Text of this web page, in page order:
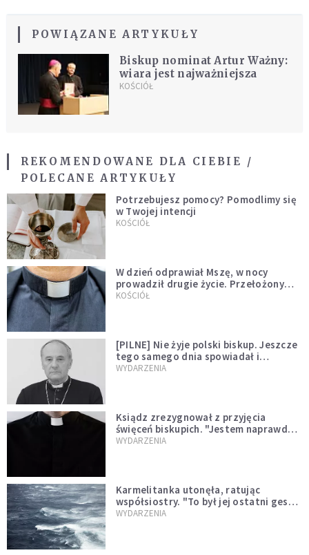
POWIĄZANE ARTYKUŁY
Biskup nominat Artur Ważny:
wiara jest najważniejsza
KOŚCIÓŁ
REKOMENDOWANE DLA CIEBIE /
POLECANE ARTYKUŁY
Potrzebujesz pomocy? Pomodlimy się
w Twojej intencji
KOŚCIÓŁ
W dzień odprawiał Mszę, w nocy
prowadził drugie życie. Przełożony
kazał mu opuścić zakon
KOŚCIÓŁ
[PILNE] Nie żyje polski biskup. Jeszcze
tego samego dnia spowiadał i
sprawował Mszę świętą
WYDARZENIA
Ksiądz zrezygnował z przyjęcia
święceń biskupich. "Jestem naprawdę
niegodny"
WYDARZENIA
Karmelitanka utonęła, ratując
współsiostry. "To był jej ostatni gest
miłości"
WYDARZENIA